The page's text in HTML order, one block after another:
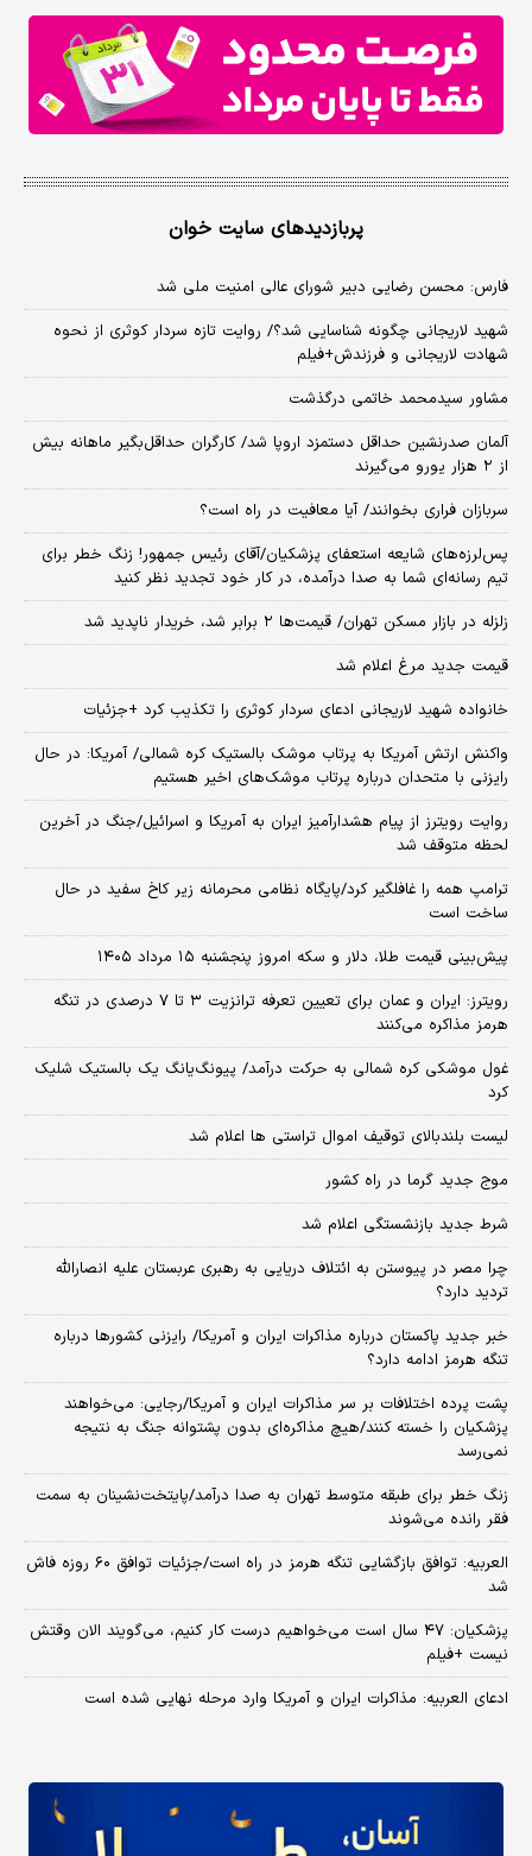
پربازدیدهای سایت خوان
فارس: محسن رضایی دبیر شورای عالی امنیت ملی شد
شهید لاریجانی چگونه شناسایی شد؟/ روایت تازه سردار کوثری از نحوه
شهادت لاریجانی و فرزندش+فیلم
مشاور سیدمحمد خاتمی درگذشت
آلمان صدرنشین حداقل دستمزد اروپا شد/ کارگران حداقل‌بگیر ماهانه بیش
از ۲ هزار یورو می‌گیرند
سربازان فراری بخوانند/ آیا معافیت در راه است؟
پس‌لرزه‌های شایعه استعفای پزشکیان/آقای رئیس جمهور! زنگ خطر برای
تیم رسانه‌ای شما به صدا درآمده، در کار خود تجدید نظر کنید
زلزله در بازار مسکن تهران/ قیمت‌ها ۲ برابر شد، خریدار ناپدید شد
قیمت جدید مرغ اعلام شد
خانواده شهید لاریجانی ادعای سردار کوثری را تکذیب کرد +جزئیات
واکنش ارتش آمریکا به پرتاب موشک بالستیک کره شمالی/ آمریکا: در حال
رایزنی با متحدان درباره پرتاب موشک‌های اخیر هستیم
روایت رویترز از پیام هشدارآمیز ایران به آمریکا و اسرائیل/جنگ در آخرین
لحظه متوقف شد
ترامپ همه را غافلگیر کرد/پایگاه نظامی محرمانه زیر کاخ سفید در حال
ساخت است
پیش‌بینی قیمت طلا، دلار و سکه امروز پنجشنبه ۱۵ مرداد ۱۴۰۵
رویترز: ایران و عمان برای تعیین تعرفه ترانزیت ۳ تا ۷ درصدی در تنگه
هرمز مذاکره می‌کنند
غول موشکی کره شمالی به حرکت درآمد/ پیونگ‌یانگ یک بالستیک شلیک
کرد
لیست بلندبالای توقیف اموال تراستی ها اعلام شد
موج جدید گرما در راه کشور
شرط جدید بازنشستگی اعلام شد
چرا مصر در پیوستن به ائتلاف دریایی به رهبری عربستان علیه انصارالله
تردید دارد؟
خبر جدید پاکستان درباره مذاکرات ایران و آمریکا/ رایزنی کشورها درباره
تنگه هرمز ادامه دارد؟
پشت پرده اختلافات بر سر مذاکرات ایران و آمریکا/رجایی: می‌خواهند
پزشکیان را خسته کنند/هیچ مذاکره‌ای بدون پشتوانه جنگ به نتیجه
نمی‌رسد
زنگ خطر برای طبقه متوسط تهران به صدا درآمد/پایتخت‌نشینان به سمت
فقر رانده می‌شوند
العربیه: توافق بازگشایی تنگه هرمز در راه است/جزئیات توافق ۶۰ روزه فاش
شد
پزشکیان: ۴۷ سال است می‌خواهیم درست کار کنیم، می‌گویند الان وقتش
نیست +فیلم
ادعای العربیه: مذاکرات ایران و آمریکا وارد مرحله نهایی شده است